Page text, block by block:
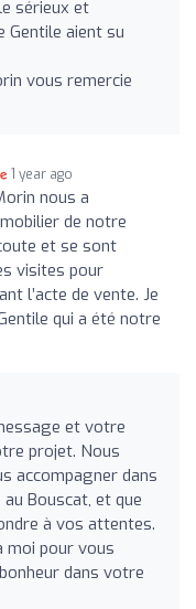
sérieux et
Gentile aient su
vous remercie
1 year ago
nous a
de notre
et se sont
visites pour
l’acte de vente. Je
qui a été notre
et votre
projet. Nous
accompagner dans
Bouscat, et que
à vos attentes.
moi pour vous
dans votre